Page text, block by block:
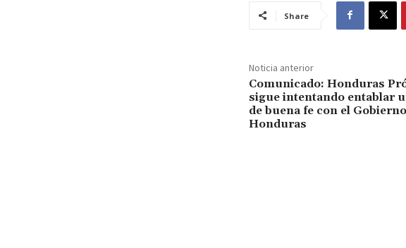
Share
Noticia anterior
Comunicado: Honduras
sigue intentando entablar
de buena fe con el
Honduras